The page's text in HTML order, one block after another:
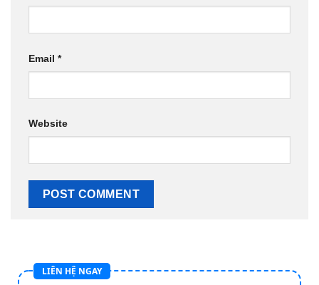
Email *
Website
LIÊN HỆ NGAY